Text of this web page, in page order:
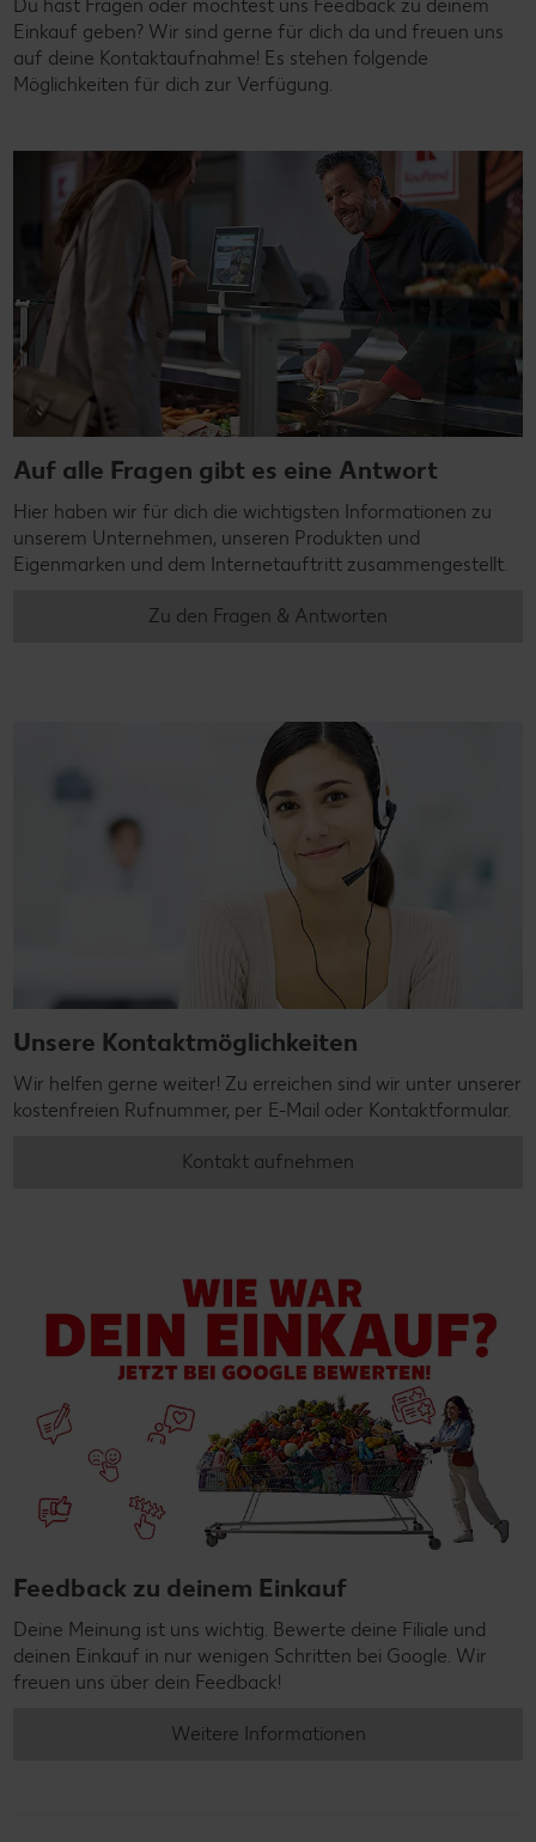
Du hast Fragen oder möchtest uns Feedback zu deinem
Einkauf geben? Wir sind gerne für dich da und freuen uns
auf deine Kontaktaufnahme! Es stehen folgende
Möglichkeiten für dich zur Verfügung.
Auf alle Fragen gibt es eine Antwort
Hier haben wir für dich die wichtigsten Informationen zu
unserem Unternehmen, unseren Produkten und
Eigenmarken und dem Internetauftritt zusammengestellt.
Zu den Fragen & Antworten
Unsere Kontaktmöglichkeiten
Wir helfen gerne weiter! Zu erreichen sind wir unter unserer
kostenfreien Rufnummer, per E-Mail oder Kontaktformular.
Kontakt aufnehmen
Feedback zu deinem Einkauf
Deine Meinung ist uns wichtig. Bewerte deine Filiale und
deinen Einkauf in nur wenigen Schritten bei Google. Wir
freuen uns über dein Feedback!
Weitere Informationen